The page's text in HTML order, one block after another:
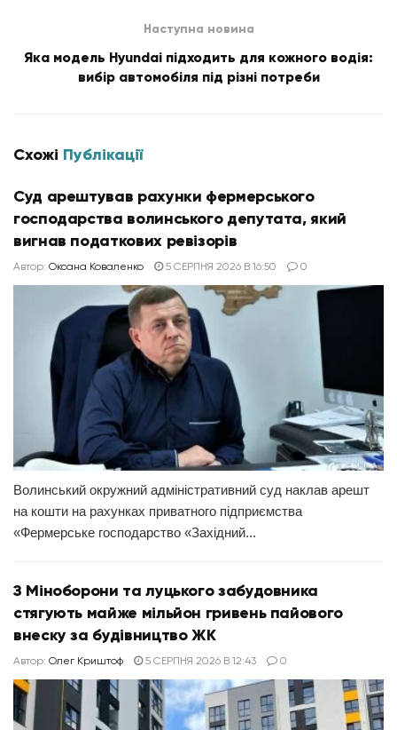
Наступна новина
Яка модель Hyundai підходить для кожного водія:
вибір автомобіля під різні потреби
Схожі Публікації
Суд арештував рахунки фермерського
господарства волинського депутата, який
вигнав податкових ревізорів
Автор: Оксана Коваленко 5 СЕРПНЯ 2026 В 16:50 0
Волинський окружний адміністративний суд наклав арешт
на кошти на рахунках приватного підприємства
«Фермерське господарство «Західний...
З Міноборони та луцького забудовника
стягують майже мільйон гривень пайового
внеску за будівництво ЖК
Автор: Олег Криштоф 5 СЕРПНЯ 2026 В 12:43 0